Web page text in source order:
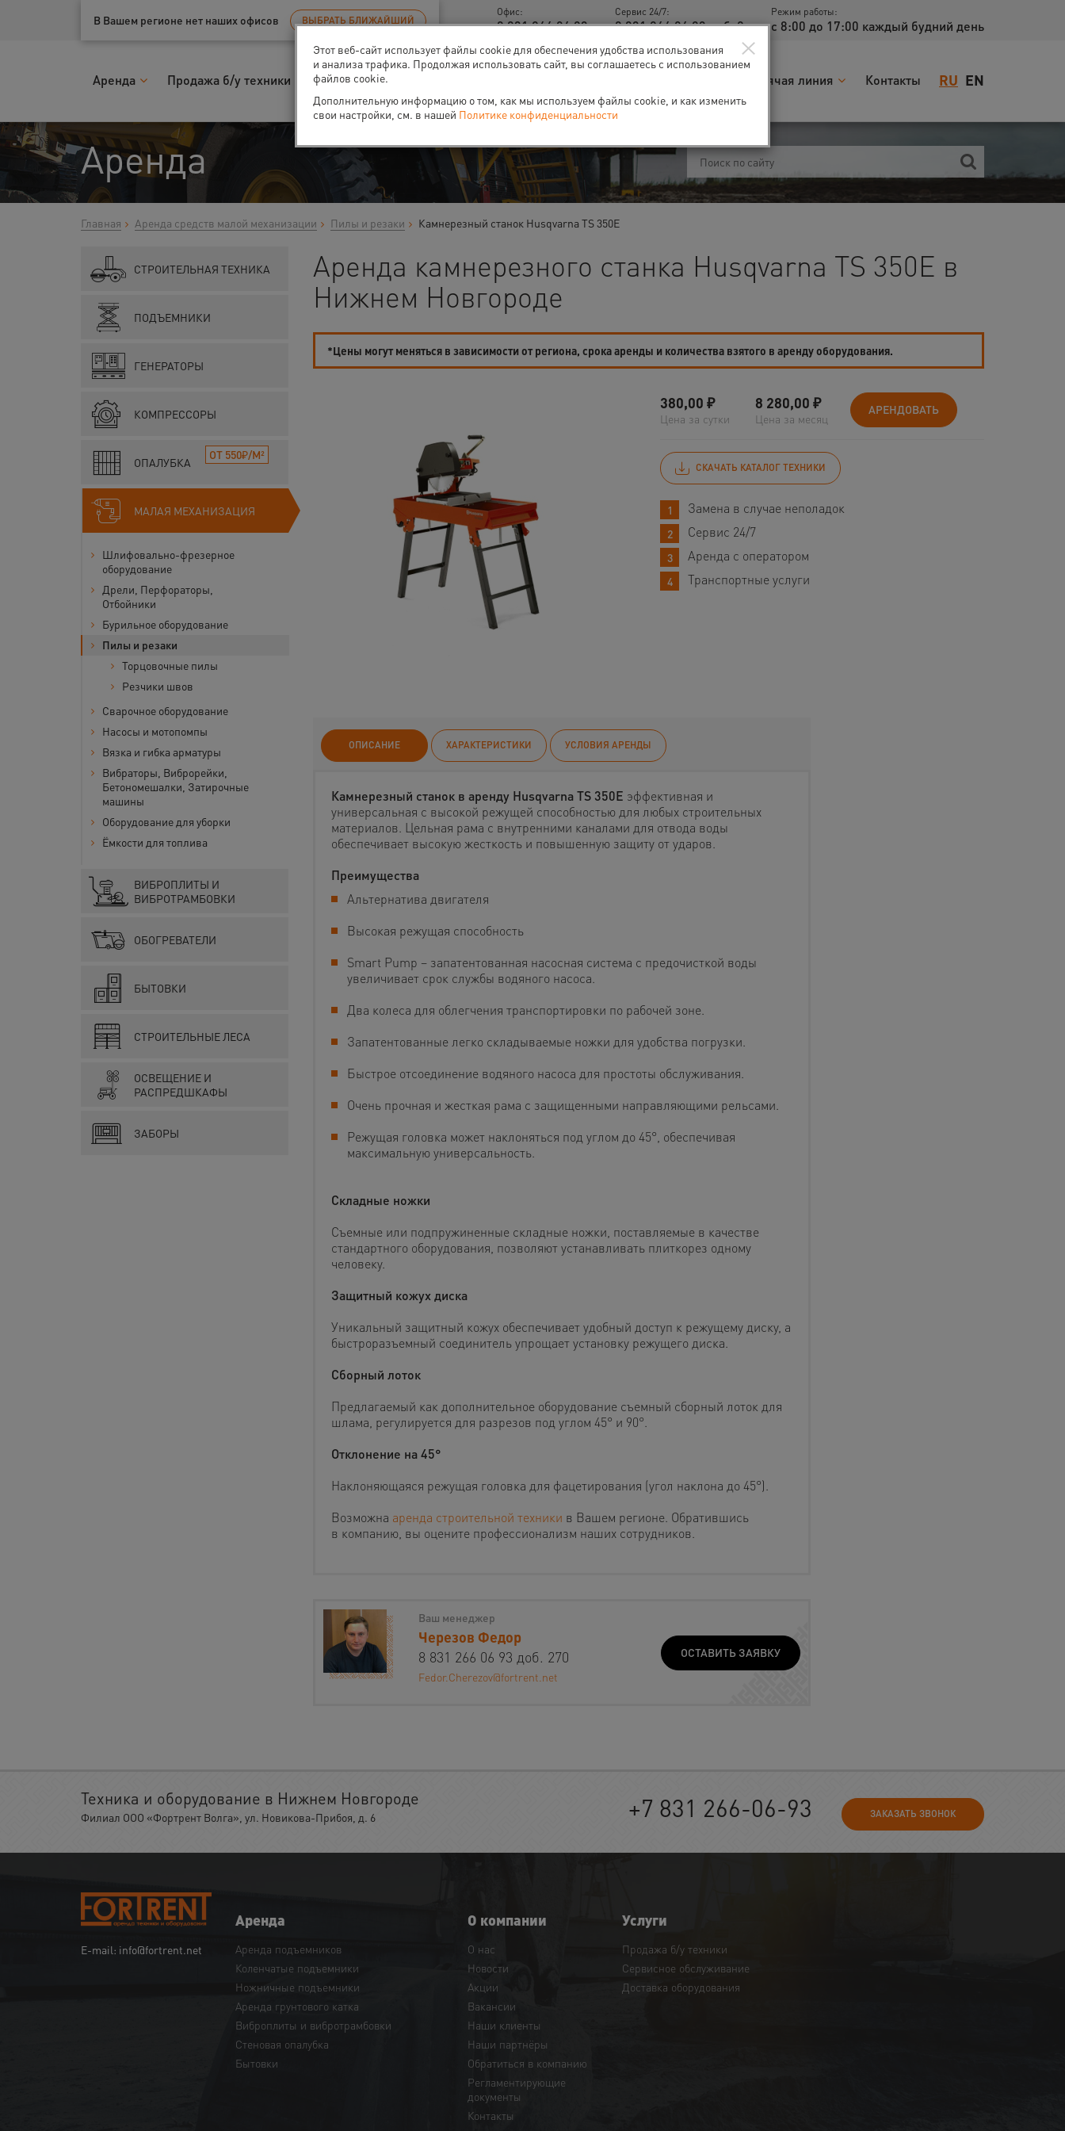
Ваш город:Нижний Новгород
В Вашем регионе нет наших офисов ВЫБРАТЬ БЛИЖАЙШИЙ
Офис:
8 831 266 06 93
Сервис 24/7:
8 831 266 06 93 доб. 2
Режим работы:
с 8:00 до 17:00 каждый будний день
RU EN
Аренда Продажа б/у техники Запчасти Горячая линия Контакты
Аренда
Главная Аренда средств малой механизации Пилы и резаки Камнерезный станок Husqvarna TS 350E
СТРОИТЕЛЬНАЯ ТЕХНИКА
ПОДЪЕМНИКИ
ГЕНЕРАТОРЫ
КОМПРЕССОРЫ
ОПАЛУБКА
ОТ 550₽/М²
МАЛАЯ МЕХАНИЗАЦИЯ
Шлифовально-фрезерное
оборудование
Дрели, Перфораторы,
Отбойники
Бурильное оборудование
Пилы и резаки
Торцовочные пилы
Резчики швов
Сварочное оборудование
Насосы и мотопомпы
Вязка и гибка арматуры
Вибраторы, Виброрейки,
Бетономешалки, Затирочные
машины
Оборудование для уборки
Ёмкости для топлива
ВИБРОПЛИТЫ И
ВИБРОТРАМБОВКИ
ОБОГРЕВАТЕЛИ
БЫТОВКИ
СТРОИТЕЛЬНЫЕ ЛЕСА
ОСВЕЩЕНИЕ И
РАСПРЕДШКАФЫ
ЗАБОРЫ
Аренда камнерезного станка Husqvarna TS 350E в
Нижнем Новгороде
*Цены могут меняться в зависимости от региона, срока аренды и количества взятого в аренду оборудования.
380,00 ₽
Цена за сутки
8 280,00 ₽
Цена за месяц
АРЕНДОВАТЬ
СКАЧАТЬ КАТАЛОГ ТЕХНИКИ
Замена в случае неполадок
Сервис 24/7
Аренда с оператором
Транспортные услуги
ОПИСАНИЕ ХАРАКТЕРИСТИКИ УСЛОВИЯ АРЕНДЫ
Камнерезный станокв аренду Husqvarna TS 350E эффективная и
универсальная с высокой режущей способностью для любых строительных
материалов. Цельная рама с внутренними каналами для отвода воды
обеспечивает высокую жесткость и повышенную защиту от ударов.
Преимущества
Альтернатива двигателя
Высокая режущая способность
Smart Pump – запатентованная насосная система с предочисткой воды
увеличивает срок службы водяного насоса.
Два колеса для облегчения транспортировки по рабочей зоне.
Запатентованные легко складываемые ножки для удобства погрузки.
Быстрое отсоединение водяного насоса для простоты обслуживания.
Очень прочная и жесткая рама с защищенными направляющими рельсами.
Режущая головка может наклоняться под углом до 45°, обеспечивая
максимальную универсальность.
Складные ножки
Съемные или подпружиненные складные ножки, поставляемые в качестве
стандартного оборудования, позволяют устанавливать плиткорез одному
человеку.
Защитный кожух диска
Уникальный защитный кожух обеспечивает удобный доступ к режущему диску, а
быстроразъемный соединитель упрощает установку режущего диска.
Сборный лоток
Предлагаемый как дополнительное оборудование съемный сборный лоток для
шлама, регулируется для разрезов под углом 45° и 90°.
Отклонение на 45°
Наклоняющаяся режущая головка для фацетирования (угол наклона до 45°).
Возможна аренда строительной техники в Вашем регионе. Обратившись
в компанию, вы оцените профессионализм наших сотрудников.
Ваш менеджер
Черезов Федор
8 831 266 06 93 доб. 270
Fedor.Cherezov@fortrent.net
ОСТАВИТЬ ЗАЯВКУ
Техника и оборудование в Нижнем Новгороде
Филиал ООО «Фортрент Волга», ул. Новикова-Прибоя, д. 6 +7 831 266-06-93 ЗАКАЗАТЬ ЗВОНОК
E-mail: info@fortrent.net
Аренда
Аренда подъемников
Коленчатые подъемники
Ножничные подъемники
Аренда грунтового катка
Виброплиты и вибротрамбовки
Cтеновая опалубка
Бытовки
О компании
О нас
Новости
Акции
Вакансии
Наши клиенты
Наши партнёры
Обратиться в компанию
Регламентирующие
документы
Контакты
Услуги
Продажа б/у техники
Сервисное обслуживание
Доставка оборудования
×
Этот веб-сайт использует файлы cookie для обеспечения удобства использования
и анализа трафика. Продолжая использовать сайт, вы соглашаетесь с использованием
файлов cookie.
Дополнительную информацию о том, как мы используем файлы cookie, и как изменить
свои настройки, см. в нашей Политике конфиденциальности